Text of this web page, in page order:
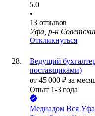
5.0
•
13 отзывов
Уфа, р-н
Откликнуться
Ведущий
поставщиками)
от 45 000 ₽ за
Опыт 1-3 года
Медиадом Вся Уфа